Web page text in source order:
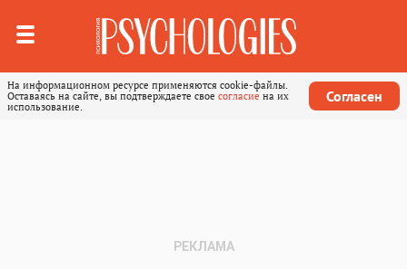
На информационном ресурсе применяются cookie-файлы.
Оставаясь на сайте, вы подтверждаете свое согласие на их
использование.
Согласен